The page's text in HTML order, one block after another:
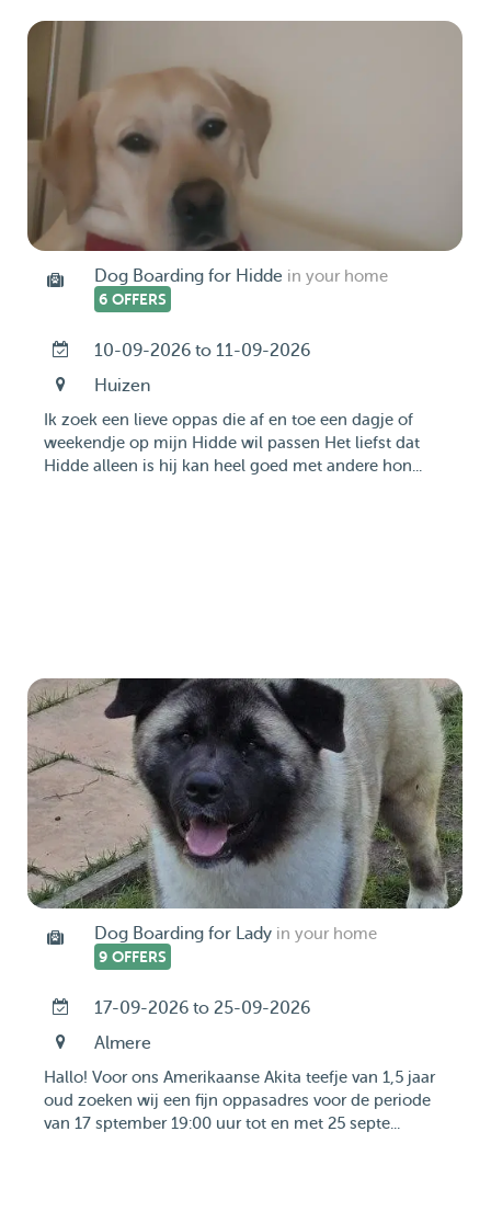
Dog Boarding for Hidde in your home
6 OFFERS
10-09-2026 to 11-09-2026
Huizen
Ik zoek een lieve oppas die af en toe een dagje of
weekendje op mijn Hidde wil passen Het liefst dat
Hidde alleen is hij kan heel goed met andere hon...
Dog Boarding for Lady in your home
9 OFFERS
17-09-2026 to 25-09-2026
Almere
Hallo! Voor ons Amerikaanse Akita teefje van 1,5 jaar
oud zoeken wij een fijn oppasadres voor de periode
van 17 sptember 19:00 uur tot en met 25 septe...